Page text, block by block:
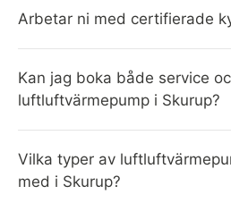
Arbetar ni med certifierade
Kan jag boka både service
luftluftvärmepump i Skurup?
Vilka typer av
med i Skurup?